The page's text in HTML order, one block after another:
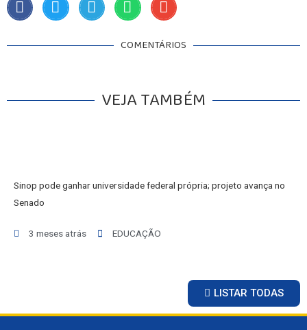
COMENTÁRIOS
VEJA TAMBÉM
Sinop pode ganhar universidade federal própria; projeto avança no
Senado
3 meses atrás EDUCAÇÃO
LISTAR TODAS